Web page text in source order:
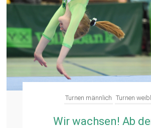
Turnen männlich Turnen
Wir wachsen! Ab